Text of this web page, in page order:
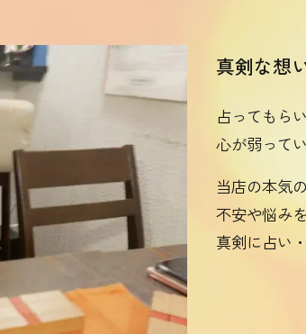
真剣な想
占ってもら
心が弱って
当店の本気
不安や悩み
真剣に占い